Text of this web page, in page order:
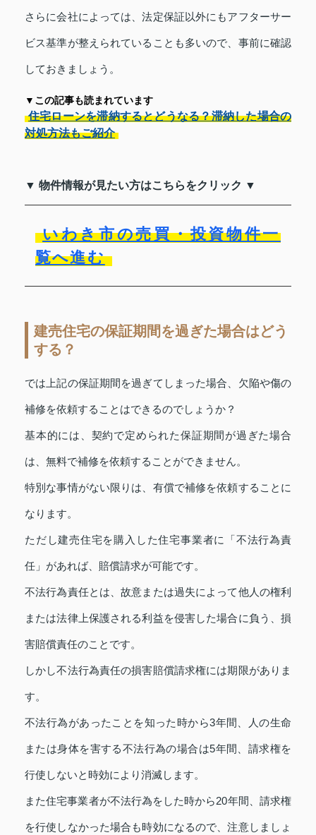
さらに会社によっては、法定保証以外にもアフターサー
ビス基準が整えられていることも多いので、事前に確認
しておきましょう。
▼この記事も読まれています
住宅ローンを滞納するとどうなる？滞納した場合の
対処方法もご紹介
▼ 物件情報が見たい方はこちらをクリック ▼
いわき市の売買・投資物件一
覧へ進む
建売住宅の保証期間を過ぎた場合はどう
する？
では上記の保証期間を過ぎてしまった場合、欠陥や傷の
補修を依頼することはできるのでしょうか？
基本的には、契約で定められた保証期間が過ぎた場合
は、無料で補修を依頼することができません。
特別な事情がない限りは、有償で補修を依頼することに
なります。
ただし建売住宅を購入した住宅事業者に「不法行為責
任」があれば、賠償請求が可能です。
不法行為責任とは、故意または過失によって他人の権利
または法律上保護される利益を侵害した場合に負う、損
害賠償責任のことです。
しかし不法行為責任の損害賠償請求権には期限がありま
す。
不法行為があったことを知った時から3年間、人の生命
または身体を害する不法行為の場合は5年間、請求権を
行使しないと時効により消滅します。
また住宅事業者が不法行為をした時から20年間、請求権
を行使しなかった場合も時効になるので、注意しましょ